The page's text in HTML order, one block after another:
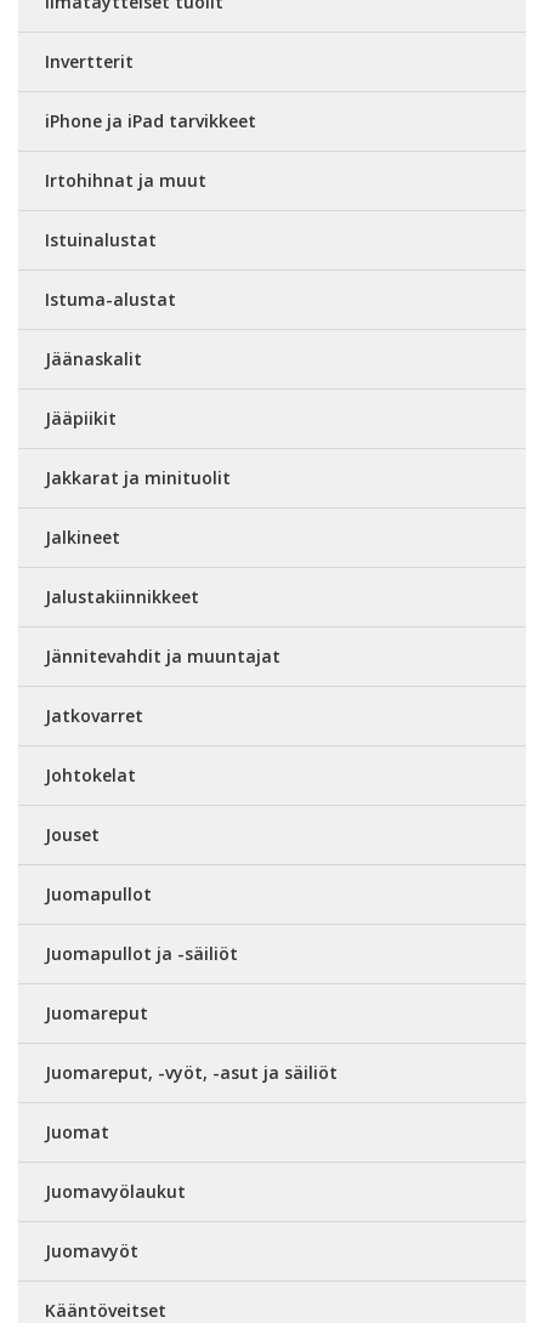
Invertterit
iPhone ja iPad tarvikkeet
Irtohihnat ja muut
Istuinalustat
Istuma-alustat
Jäänaskalit
Jääpiikit
Jakkarat ja minituolit
Jalkineet
Jalustakiinnikkeet
Jännitevahdit ja muuntajat
Jatkovarret
Johtokelat
Jouset
Juomapullot
Juomapullot ja -säiliöt
Juomareput
Juomareput, -vyöt, -asut ja säiliöt
Juomat
Juomavyölaukut
Juomavyöt
Kääntöveitset